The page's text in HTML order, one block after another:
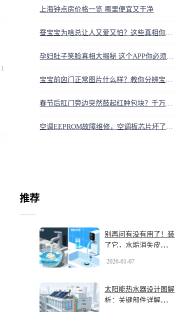
1
上海钟点房价格一览 哪里便宜又干净
蚕宝宝为啥总让人又爱又怕？这些真相你得知道
孕妇肚子笑脸真相大揭秘 这个APP你必须知道
宝宝前囟门正常图片什么样？教你分辨宝宝囟门是否正常
春节后肛门旁边突然鼓起红肿包块？千万别乱挤，可能是肛周脓肿
空调EEPROM故障维修，空调板芯片坏了怎么修
推荐
别再问有没有用了！装
了它，水垢消失皮肤变
2026-01-07
太阳能热水器设计图解
析：关键部件详解与无